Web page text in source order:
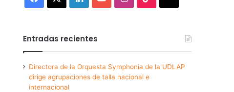
Entradas recientes
Directora de la Orquesta Symphonia de la UDLAP
dirige agrupaciones de talla nacional e
internacional